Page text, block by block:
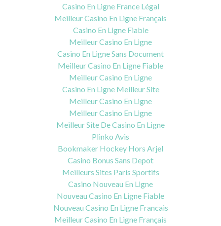
Casino En Ligne France Légal
Meilleur Casino En Ligne Français
Casino En Ligne Fiable
Meilleur Casino En Ligne
Casino En Ligne Sans Document
Meilleur Casino En Ligne Fiable
Meilleur Casino En Ligne
Casino En Ligne Meilleur Site
Meilleur Casino En Ligne
Meilleur Casino En Ligne
Meilleur Site De Casino En Ligne
Plinko Avis
Bookmaker Hockey Hors Arjel
Casino Bonus Sans Depot
Meilleurs Sites Paris Sportifs
Casino Nouveau En Ligne
Nouveau Casino En Ligne Fiable
Nouveau Casino En Ligne Francais
Meilleur Casino En Ligne Français